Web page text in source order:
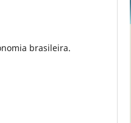
brasileira.